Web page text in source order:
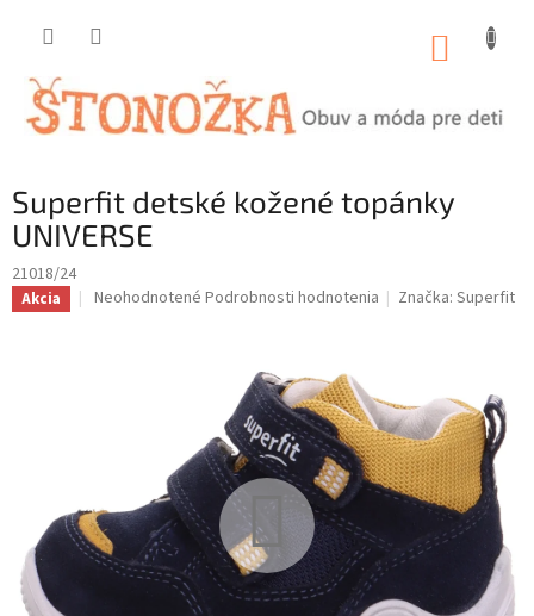
Superfit detské kožené topánky
UNIVERSE
21018/24
Akcia
Priemerné
Neohodnotené Podrobnosti hodnotenia Značka:Superfit